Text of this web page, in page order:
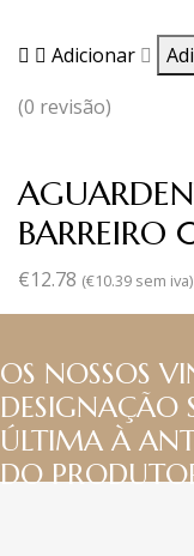
Adicionar
(0 revisão)
BARREIRO
€12.78 (€10.39 sem iva)
OS NOSSOS
DESIGNAÇÃO
ÚLTIMA À
DO